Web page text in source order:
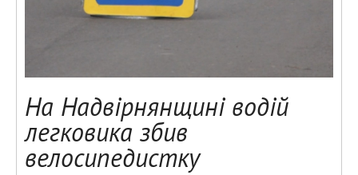
На Надвірнянщині водій
легковика збив
велосипедистку